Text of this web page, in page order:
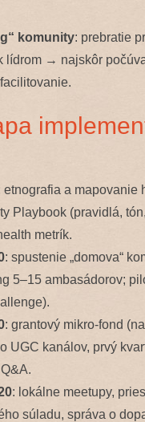
komunity: prebratie
lídrom → najskôr
etnografia a mapovanie
Playbook (pravidlá,
metrík.
: spustenie „domova“
5–15 ambasádorov;
: grantový mikro-fond
UGC kanálov, prvý
: lokálne meetupy,
súladu, správa o